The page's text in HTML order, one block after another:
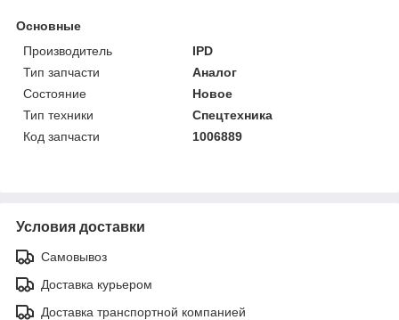
Основные
Производитель
IPD
Тип запчасти
Аналог
Состояние
Новое
Тип техники
Спецтехника
Код запчасти
1006889
Условия доставки
Самовывоз
Доставка курьером
Доставка транспортной компанией